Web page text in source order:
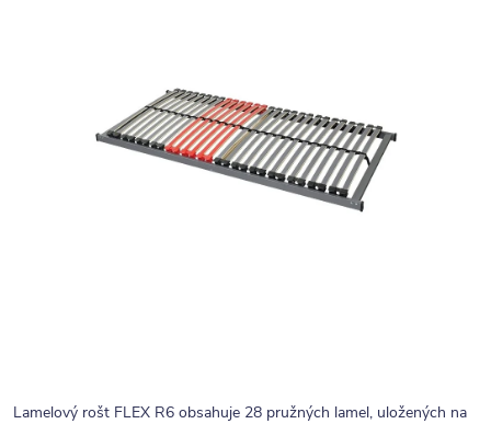
Lamelový rošt FLEX R6 obsahuje 28 pružných lamel, uložených na